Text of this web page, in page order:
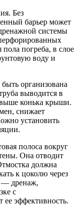
Без
барьер может
системы
погреба, в слое
воду и
организована
выводится в
конька крыши.
снижает
установить
полоса вокруг
Она отводит
должна
к цоколю через
— дренаж,
с
ее эффективность.